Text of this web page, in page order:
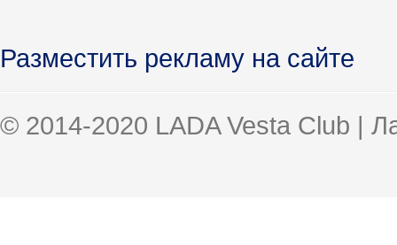
Разместить рекламу на сайте
© 2014-2020 LADA Vesta Club |